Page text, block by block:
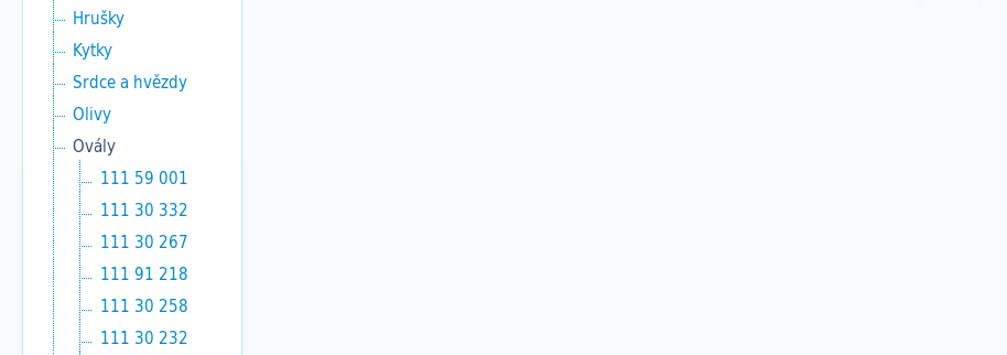
Hrušky
Kytky
Srdce a hvězdy
Olivy
Ovály
111 59 001
111 30 332
111 30 267
111 91 218
111 30 258
111 30 232